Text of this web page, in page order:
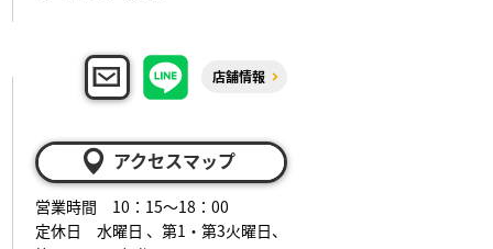
店舗情報
アクセスマップ
営業時間 10：15～18：00
定休日 水曜日 、第1・第3火曜日、